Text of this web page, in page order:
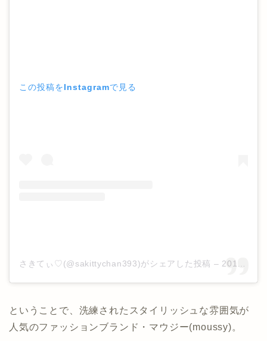
この投稿をInstagramで見る
さきてぃ♡(@sakittychan393)がシェアした投稿 – 2018年 1月月4日午前12時45分PST
ということで、洗練されたスタイリッシュな雰囲気が
人気のファッションブランド・マウジー(moussy)。